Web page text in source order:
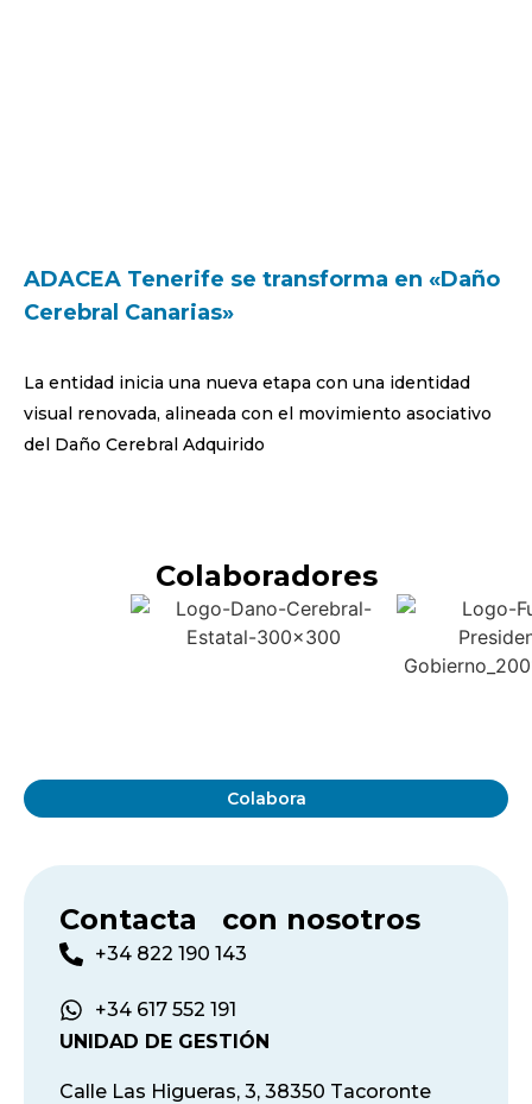
ADACEA Tenerife se transforma en «Daño
Cerebral Canarias»
La entidad inicia una nueva etapa con una identidad
visual renovada, alineada con el movimiento asociativo
del Daño Cerebral Adquirido
Colaboradores
Colabora
Contacta con nosotros
+34 822 190 143
+34 617 552 191
UNIDAD DE GESTIÓN
Calle Las Higueras, 3, 38350 Tacoronte